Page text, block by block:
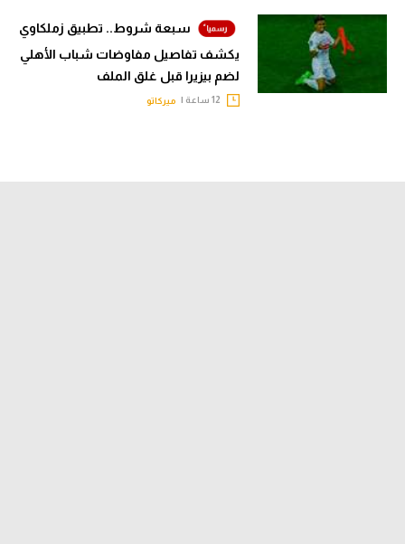
سبعة شروط.. تطبيق زملكاوي
يكشف تفاصيل مفاوضات شباب الأهلي
لضم بيزيرا قبل غلق الملف
ميركاتو